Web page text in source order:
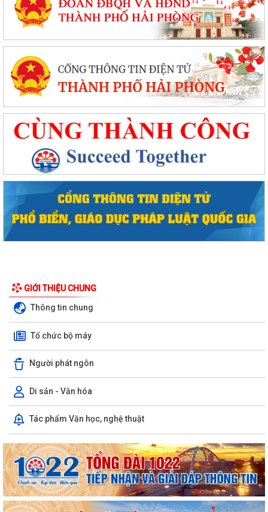
GIỚI THIỆU CHUNG
Thông tin chung
Tổ chức bộ máy
Người phát ngôn
Di sản - Văn hóa
Tác phẩm Văn học, nghệ thuật
Phường Hồng Bàng tổng kết và trao giải Cuộc thi chính luận về bảo vệ